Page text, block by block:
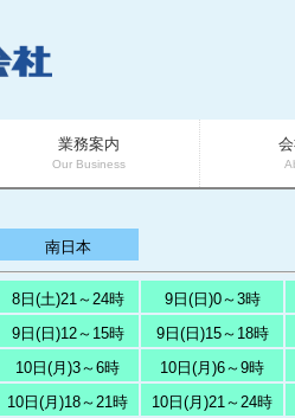
業務案内
Our Business
南日本
8日(土)21～24時 9日(日)0～3時
9日(日)12～15時 9日(日)15～18時
10日(月)3～6時 10日(月)6～9時
10日(月)18～21時 10日(月)21～24時